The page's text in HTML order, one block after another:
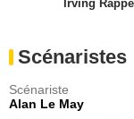
Irving
Scénaristes
Scénariste
Alan Le May